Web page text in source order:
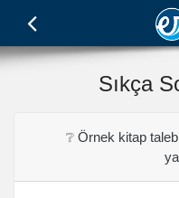
Sıkça
❔ Örnek kitap talebinde bulunmak istiyorum ne